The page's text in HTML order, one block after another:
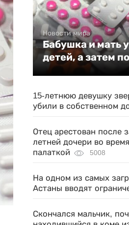
Новости мира
Бабушка и мать
детей, а затем
15-летнюю девушку
убили в собственном
Отец арестован после
летней дочери во
палаткой
5008
На одном из самых
Астаны вводят
Скончался мальчик,